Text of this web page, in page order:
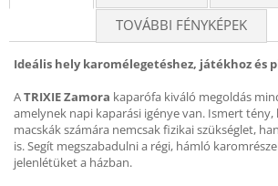
TOVÁBBI FÉNYKÉPEK
Ideális hely karomélegetéshez, játékhoz és
ATRIXIE Zamora kaparófa kiváló megoldás
amelynek napi kaparási igénye van. Ismert tény,
macskák számára nemcsak fizikai szükséglet,
is. Segít megszabadulni a régi, hámló
jelenlétüket a házban.